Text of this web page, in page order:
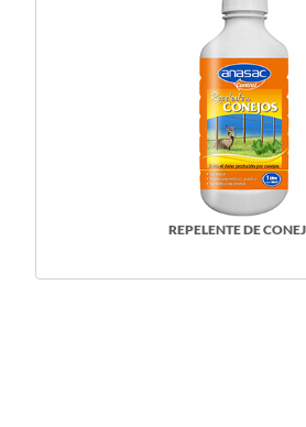
REPELENTE DE